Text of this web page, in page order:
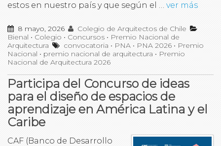
estos en nuestro país y que según el … ver más
8 mayo, 2026
Colegio de Arquitectos de Chile
Bienal • Colegio • Concursos • Premio Nacional de
Arquitectura
convocatoria • PNA • PNA 2026 • Premio
Nacional • premio nacional de arquitectura • Premio
Nacional de Arquitectura 2026
Participa del Concurso de ideas
para el diseño de espacios de
aprendizaje en América Latina y el
Caribe
CAF (Banco de Desarrollo